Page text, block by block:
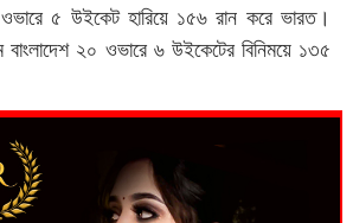
৫ উইকেট হারিয়ে ১৫৬ রান করে ভারত।
বাংলাদেশ ২০ ওভারে ৬ উইকেটের বিনিময়ে ১৩৫